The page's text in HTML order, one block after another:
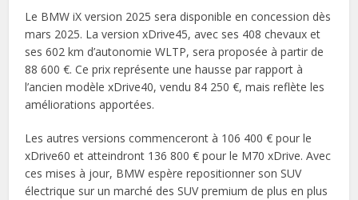
Le BMW iX version 2025 sera disponible en concession dès
mars 2025. La version xDrive45, avec ses 408 chevaux et
ses 602 km d’autonomie WLTP, sera proposée à partir de
88 600 €. Ce prix représente une hausse par rapport à
l’ancien modèle xDrive40, vendu 84 250 €, mais reflète les
améliorations apportées.
Les autres versions commenceront à 106 400 € pour le
xDrive60 et atteindront 136 800 € pour le M70 xDrive. Avec
ces mises à jour, BMW espère repositionner son SUV
électrique sur un marché des SUV premium de plus en plus